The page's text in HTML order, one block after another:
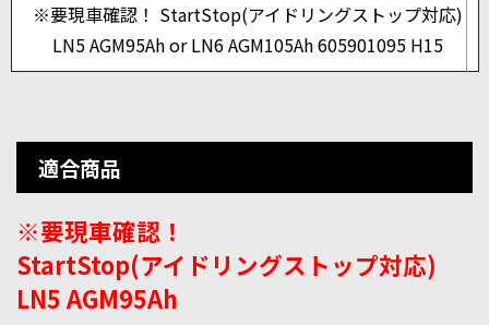
※要現車確認！ StartStop(アイドリングストップ対応)
LN5 AGM95Ah or LN6 AGM105Ah 605901095 H15
適合商品
※要現車確認！
StartStop(アイドリングストップ対応)
LN5 AGM95Ah